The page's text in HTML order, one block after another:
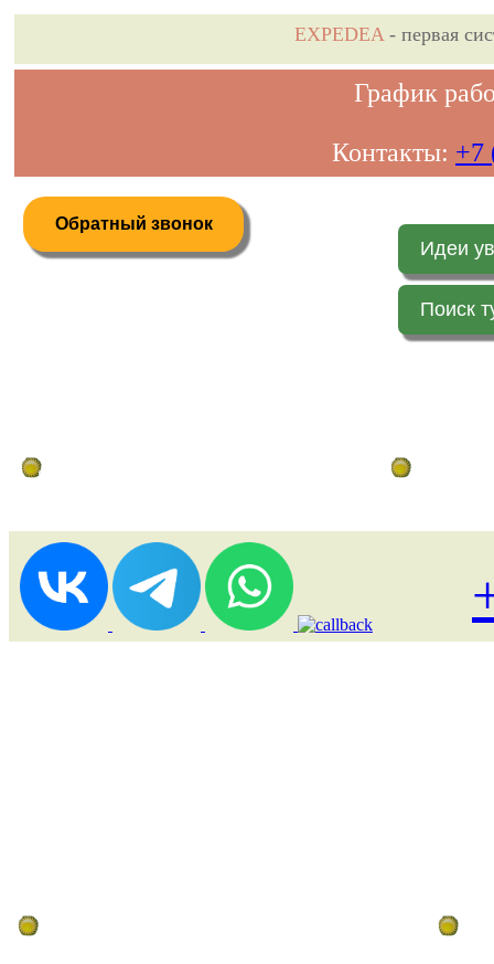
EXPEDEA- первая
График
Контакты: +7
Обратный звонок
Идеи
Поиск
Дистанционное бронирование туров